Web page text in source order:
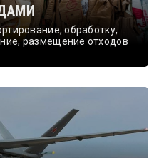
обработку,
размещение отходов